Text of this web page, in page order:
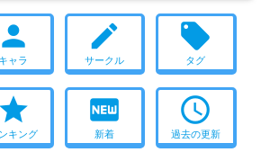
person
キャラ
create
サークル
local_offer
タグ
star
キング
fiber_new
新着
access_time
過去の更新